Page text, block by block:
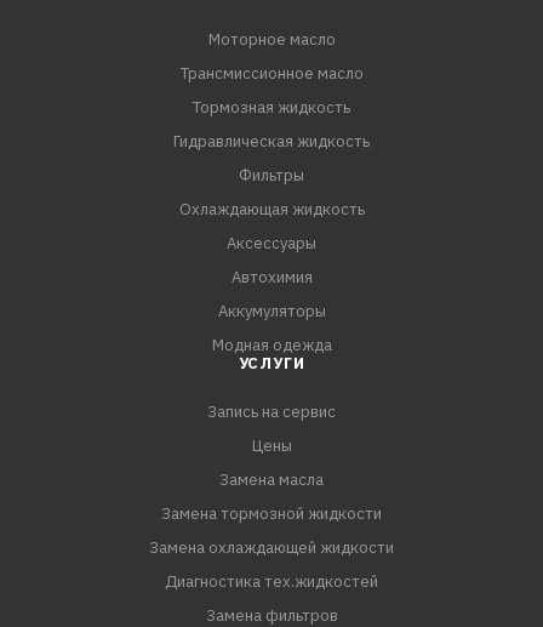
- Превосходные низкотемпературные свойства
способствуют легкому пуску двигателя при низких
- Повышенная топливная экон
Моторное масло
Трансмиссионное масло
Тормозная жидкость
Гидравлическая жидкость
Фильтры
Охлаждающая жидкость
Аксессуары
Автохимия
Аккумуляторы
Модная одежда
УСЛУГИ
Запись на сервис
Цены
Замена масла
Замена тормозной жидкости
Замена охлаждающей жидкости
Диагностика тех.жидкостей
Замена фильтров